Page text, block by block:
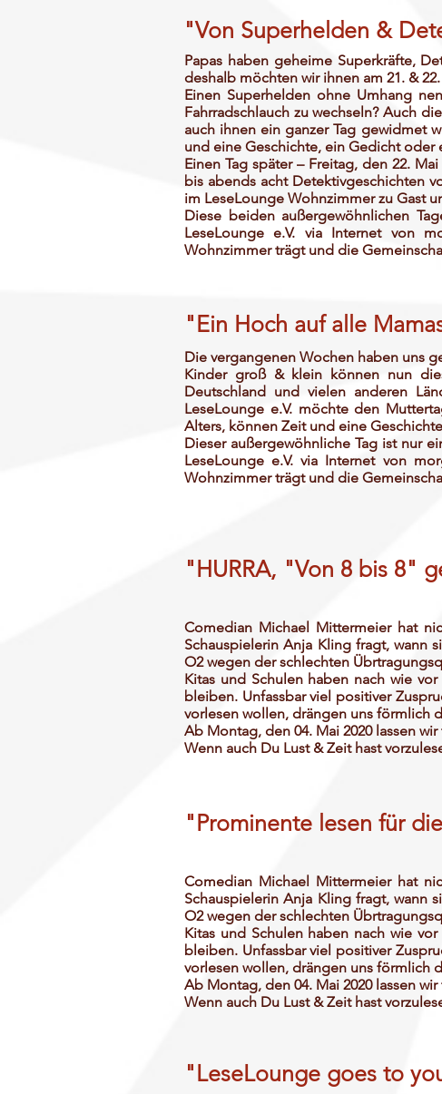
"Von Superhelden &
Papas haben geheime Superkräfte,
deshalb möchten wir ihnen am 21. &
Einen Superhelden ohne Umhang
Fahrradschlauch zu wechseln? Auch
auch ihnen ein ganzer Tag gewidmet
und eine Geschichte, ein Gedicht oder
Einen Tag später – Freitag, den 22.
bis abends acht Detektivgeschichten
im LeseLounge Wohnzimmer zu Gast
Diese beiden außergewöhnlichen
LeseLounge e.V. via Internet von
Wohnzimmer trägt und die
"Ein Hoch auf alle
Die vergangenen Wochen haben uns
Kinder groß & klein können nun
Deutschland und vielen anderen
LeseLounge e.V. möchte den
Alters, können Zeit und eine
Dieser außergewöhnliche Tag ist nur
LeseLounge e.V. via Internet von
Wohnzimmer trägt und die
"HURRA, "Von 8 bis 8"
Comedian Michael Mittermeier hat
Schauspielerin Anja Kling fragt, wann
O2 wegen der schlechten
Kitas und Schulen haben nach wie
bleiben. Unfassbar viel positiver
vorlesen wollen, drängen uns förmlich
Ab Montag, den 04. Mai 2020 lassen
Wenn auch Du Lust & Zeit hast
"Prominente lesen für
Comedian Michael Mittermeier hat
Schauspielerin Anja Kling fragt, wann
O2 wegen der schlechten
Kitas und Schulen haben nach wie
bleiben. Unfassbar viel positiver
vorlesen wollen, drängen uns förmlich
Ab Montag, den 04. Mai 2020 lassen
Wenn auch Du Lust & Zeit hast
"LeseLounge goes to